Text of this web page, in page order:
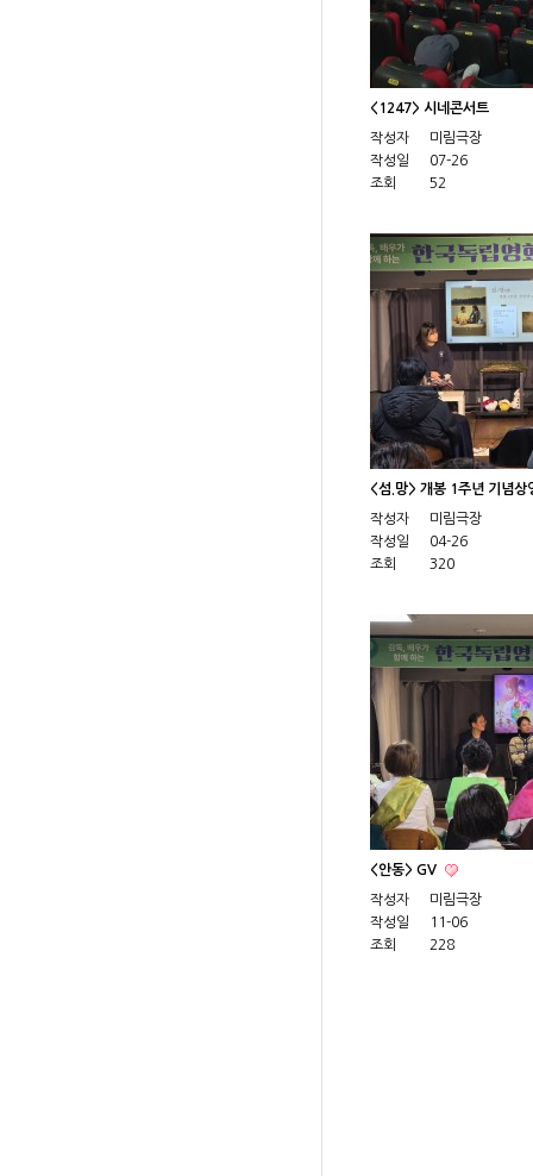
<1247> 시네콘서트
작성자
미림극장
작성일
07-26
조회
52
<섬.망> 개봉 1주년 기념상
작성자
미림극장
작성일
04-26
조회
320
<안동> GV
작성자
미림극장
작성일
11-06
조회
228